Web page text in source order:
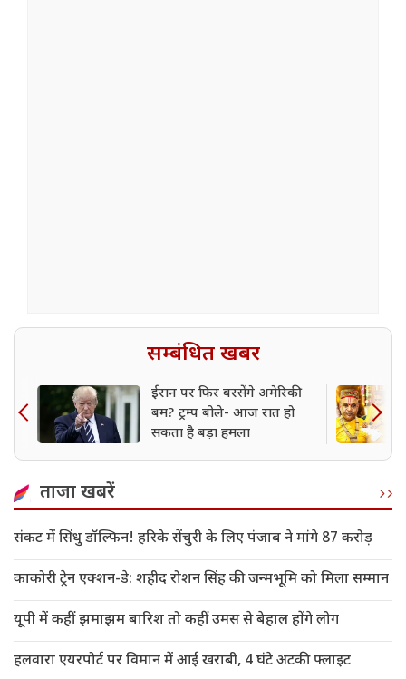
सम्बंधित खबर
ईरान पर फिर बरसेंगे अमेरिकी
बम? ट्रम्प बोले- आज रात हो
सकता है बड़ा हमला
ताजा खबरें
संकट में सिंधु डॉल्फिन! हरिके सेंचुरी के लिए पंजाब ने मांगे 87 करोड़
काकोरी ट्रेन एक्शन-डे: शहीद रोशन सिंह की जन्मभूमि को मिला सम्मान
यूपी में कहीं झमाझम बारिश तो कहीं उमस से बेहाल होंगे लोग
हलवारा एयरपोर्ट पर विमान में आई खराबी, 4 घंटे अटकी फ्लाइट